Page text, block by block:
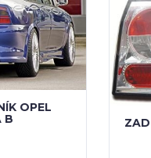
OPEL
B